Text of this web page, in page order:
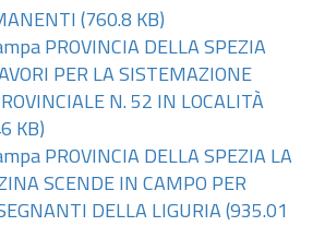
(760.8 KB)
PROVINCIA DELLA SPEZIA
PER LA SISTEMAZIONE
N. 52 IN LOCALITÀ
KB)
PROVINCIA DELLA SPEZIA LA
SCENDE IN CAMPO PER
DELLA LIGURIA (935.01